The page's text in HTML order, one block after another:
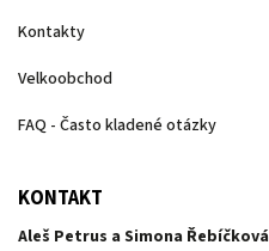
Kontakty
Velkoobchod
FAQ - Často kladené otázky
KONTAKT
Aleš Petrus a Simona Řebíčková